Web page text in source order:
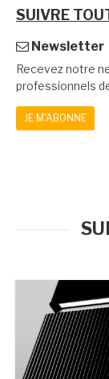
SUIVRE
Newsletter
Recevez notre
professionnels
JE M'ABONNE